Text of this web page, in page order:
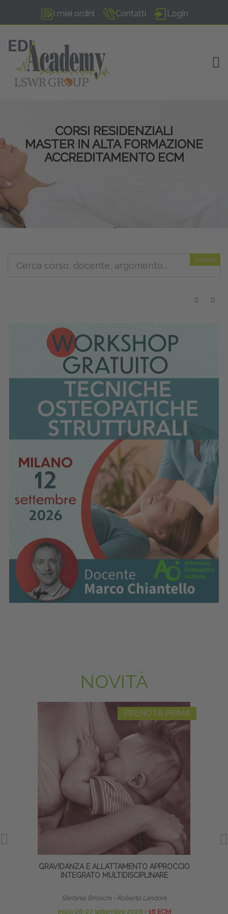
I miei ordini Contatti Login
CORSI RESIDENZIALI
MASTER IN ALTA FORMAZIONE
ACCREDITAMENTO ECM
Ricerca
NOVITÀ
PRENOTA PRIMA
GRAVIDANZA E ALLATTAMENTO APPROCCIO
INTEGRATO MULTIDISCIPLINARE
Stefania Brioschi - Roberta Landoni
inizio 26-27 settembre 2026 ∙ 16 ECM